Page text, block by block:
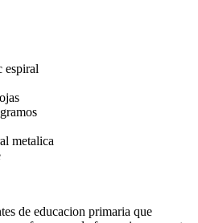
espiral
metalica
de educacion primaria que